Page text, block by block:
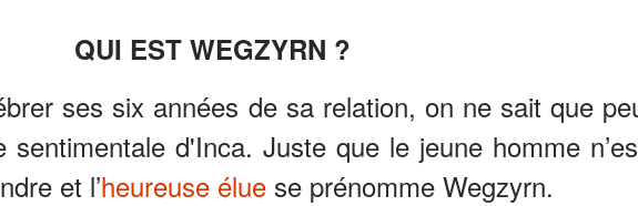
QUI EST WEGZYRN ?
ses six années de sa relation, on ne sait que
d'Inca. Juste que le jeune homme
et l’heureuse élue se prénomme Wegzyrn.